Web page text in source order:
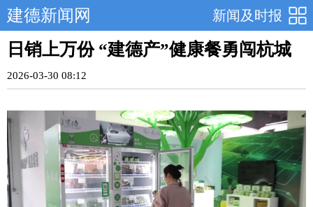
新闻及时报
建德新闻网
日销上万份 “建德产”健康餐勇闯杭城
2026-03-30 08:12